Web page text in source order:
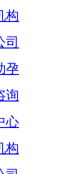
构
司
孕
询
心
构